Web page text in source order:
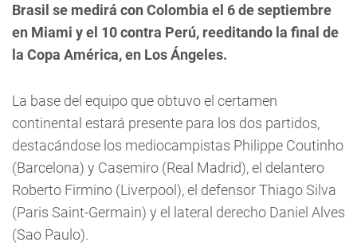
Brasil se medirá con Colombia el 6 de septiembre
en Miami y el 10 contra Perú, reeditando la final de
la Copa América, en Los Ángeles.
La base del equipo que obtuvo el certamen
continental estará presente para los dos partidos,
destacándose los mediocampistas Philippe Coutinho
(Barcelona) y Casemiro (Real Madrid), el delantero
Roberto Firmino (Liverpool), el defensor Thiago Silva
(Paris Saint-Germain) y el lateral derecho Daniel Alves
(Sao Paulo).